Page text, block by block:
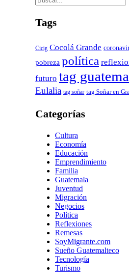
Tags
Cicig Cocolá Grande
pobreza política
futuro tag
Eulalia tag soñar tag Soñar en
Categorías
Cultura
Economía
Educación
Emprendimiento
Familia
Guatemala
Juventud
Migración
Negocios
Política
Reflexiones
Remesas
SoyMigrante.com
Sueño Guatemalteco
Tecnología
Turismo